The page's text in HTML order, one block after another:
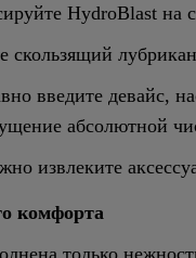
HydroBlast на
скользящий
введите девайс,
абсолютной
извлеките
комфорта
только